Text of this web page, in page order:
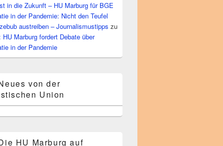
in die Zukunft – HU Marburg für BGE
in der Pandemie: Nicht den Teufel
austreiben – Journalismustipps zu
HU Marburg fordert Debate über
in der Pandemie
von der
Union
HU Marburg auf